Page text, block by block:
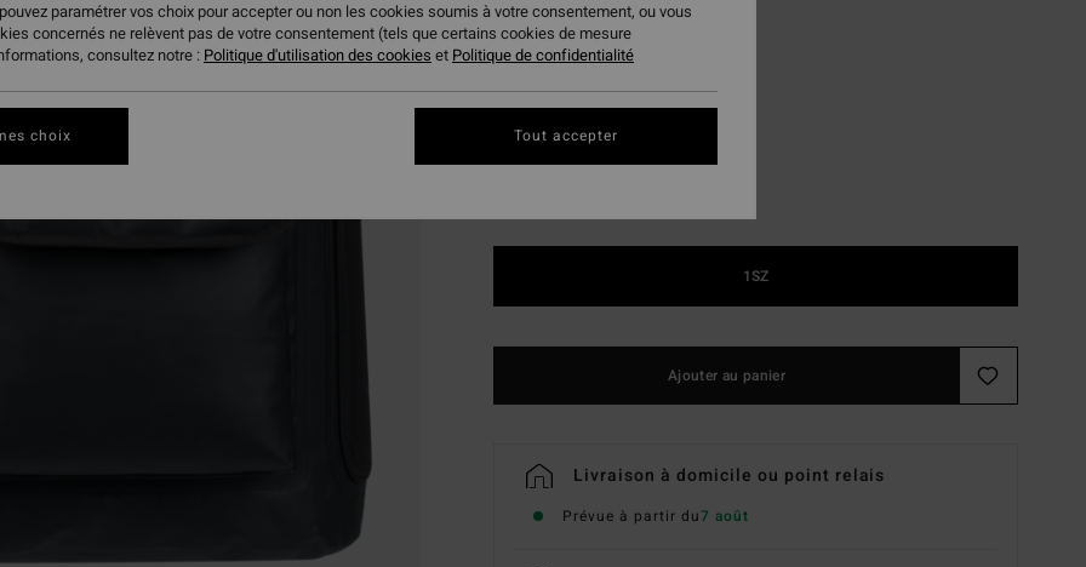
BONS PLANS
1SZ
Ajouter au panier
Livraison à domicile ou point relais
Prévue à partir du7 août
paramétrer vos choix pour accepter ou non les cookies soumis à votre consentement, ou vous
concernés ne relèvent pas de votre consentement (tels que certains cookies de mesure
consultez notre : Politique d'utilisation des cookies et Politique de confidentialité
choix Tout accepter